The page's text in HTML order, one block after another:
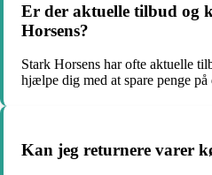
Er der aktuelle tilbud og
Horsens?
Stark Horsens har ofte aktuelle
hjælpe dig med at spare penge
Kan jeg returnere varer